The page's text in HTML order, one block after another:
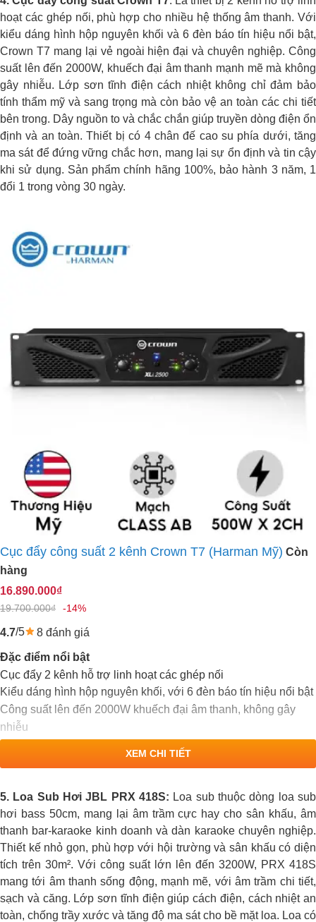
hoạt các ghép nối, phù hợp cho nhiều hệ thống âm thanh. Với
kiểu dáng hình hộp nguyên khối và 6 đèn báo tín hiệu nổi bật,
Crown T7 mang lại vẻ ngoài hiện đại và chuyên nghiệp. Công
suất lên đến 2000W, khuếch đại âm thanh mạnh mẽ mà không
gây nhiễu. Lớp sơn tĩnh điện cách nhiệt không chỉ đảm bảo
tính thẩm mỹ và sang trọng mà còn bảo vệ an toàn các chi tiết
bên trong. Dây nguồn to và chắc chắn giúp truyền dòng điện ổn
định và an toàn. Thiết bị có 4 chân đế cao su phía dưới, tăng
ma sát để đứng vững chắc hơn, mang lại sự ổn định và tin cậy
khi sử dụng. Sản phẩm chính hãng 100%, bảo hành 3 năm, 1
đổi 1 trong vòng 30 ngày.
Cục đẩy công suất 2 kênh Crown T7 (Harman Mỹ) Còn
hàng
16.890.000₫
19.700.000₫ -14%
4.7/5 8 đánh giá
Đặc điểm nổi bật
Cục đẩy 2 kênh hỗ trợ linh hoạt các ghép nối
Kiểu dáng hình hộp nguyên khối, với 6 đèn báo tín hiệu nổi bật
Công suất lên đến 2000W khuếch đại âm thanh, không gây
nhiễu
XEM CHI TIẾT
5. Loa Sub Hơi JBL PRX 418S: Loa sub thuộc dòng loa sub
hơi bass 50cm, mang lại âm trầm cực hay cho sân khấu, âm
thanh bar-karaoke kinh doanh và dàn karaoke chuyên nghiệp.
Thiết kế nhỏ gọn, phù hợp với hội trường và sân khấu có diện
tích trên 30m². Với công suất lớn lên đến 3200W, PRX 418S
mang tới âm thanh sống động, mạnh mẽ, với âm trầm chi tiết,
sạch và căng. Lớp sơn tĩnh điện giúp cách điện, cách nhiệt an
toàn, chống trầy xước và tăng độ ma sát cho bề mặt loa. Loa có